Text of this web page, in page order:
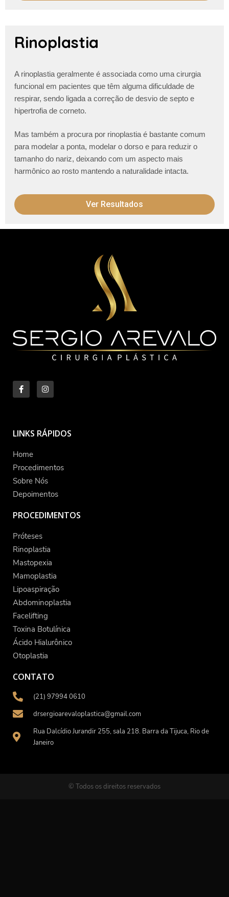
Rinoplastia
A rinoplastia geralmente é associada como uma cirurgia
funcional em pacientes que têm alguma dificuldade de
respirar, sendo ligada a correção de desvio de septo e
hipertrofia de corneto.
Mas também a procura por rinoplastia é bastante comum
para modelar a ponta, modelar o dorso e para reduzir o
tamanho do nariz, deixando com um aspecto mais
harmônico ao rosto mantendo a naturalidade intacta.
Ver Resultados
LINKS RÁPIDOS
Home
Procedimentos
Sobre Nós
Depoimentos
PROCEDIMENTOS
Próteses
Rinoplastia
Mastopexia
Mamoplastia
Lipoaspiração
Abdominoplastia
Facelifting
Toxina Botulínica
Ácido Hialurônico
Otoplastia
CONTATO
(21) 97994 0610
drsergioarevaloplastica@gmail.com
Rua Dalcídio Jurandir 255, sala 218. Barra da Tijuca, Rio de
Janeiro
© Todos os direitos reservados